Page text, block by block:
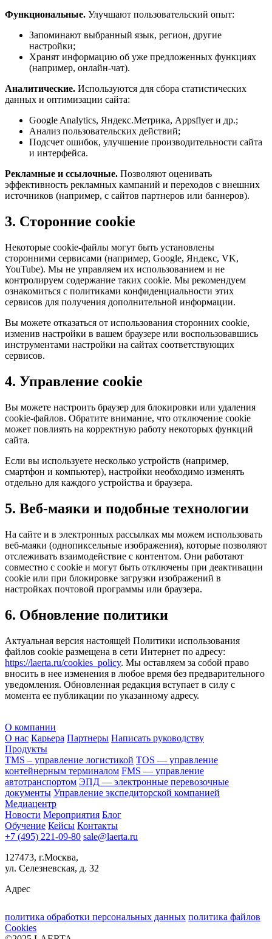
Функциональные. Улучшают пользовательский опыт:
Запоминают выбранный язык, регион, другие
настройки;
Хранят информацию об уже предложенных функциях
(например, онлайн-чат).
Аналитические. Используются для сбора статистических
данных и оптимизации сайта:
Google Analytics, Яндекс.Метрика, Appsflyer и др.;
Анализ пользовательских действий;
Подсчет ошибок, улучшение производительности сайта
и интерфейса.
Рекламные и ссылочные. Позволяют оценивать
эффективность рекламных кампаний и переходов с внешних
источников (например, с сайтов партнеров или баннеров).
3. Сторонние cookie
Некоторые cookie-файлы могут быть установлены
сторонними сервисами (например, Google, Яндекс, VK,
YouTube). Мы не управляем их использованием и не
контролируем содержание таких cookie. Мы рекомендуем
ознакомиться с политиками конфиденциальности этих
сервисов для получения дополнительной информации.
Вы можете отказаться от использования сторонних cookie,
изменив настройки в вашем браузере или воспользовавшись
инструментами настройки на сайтах соответствующих
сервисов.
4. Управление cookie
Вы можете настроить браузер для блокировки или удаления
cookie-файлов. Обратите внимание, что отключение cookie
может повлиять на корректную работу некоторых функций
сайта.
Если вы используете несколько устройств (например,
смартфон и компьютер), настройки необходимо изменять
отдельно для каждого устройства и браузера.
5. Веб-маяки и подобные технологии
На сайте и в электронных рассылках мы можем использовать
веб-маяки (однопиксельные изображения), которые позволяют
отслеживать взаимодействие с контентом. Они работают
совместно с cookie и могут быть отключены при деактивации
cookie или при блокировке загрузки изображений в
настройках почтовой программы или браузера.
6. Обновление политики
Актуальная версия настоящей Политики использования
файлов cookie размещена в сети Интернет по адресу:
https://laerta.ru/cookies_policy. Мы оставляем за собой право
вносить в нее изменения в любое время без предварительного
уведомления. Обновленная редакция вступает в силу с
момента ее публикации по указанному адресу.
О компании
О нас Карьера Партнеры Написать руководству
Продукты
TMS – управление логистикой TOS — управление
контейнерным терминалом FMS — управление
автотранспортом ЭПД — электронные перевозочные
документы Управление экспедиторской компанией
Медиацентр
Новости Мероприятия Блог
Обучение Кейсы Контакты
+7 (495) 221-09-80 sale@laerta.ru
127473, г.Москва,
ул. Селезневская, д. 32
Адрес
политика обработки персональных данных политика файлов
Cookies